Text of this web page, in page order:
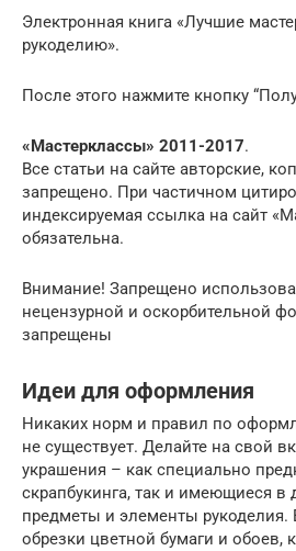
Электронная книга «Лучшие
рукоделию».
После этого нажмите кнопку
«Мастерклассы» 2011-2017.
Все статьи на сайте авторские,
запрещено. При частичном
индексируемая ссылка на сайт
обязательна.
Внимание! Запрещено
нецензурной и оскорбительной
запрещены
Идеи для оформления
Никаких норм и правил по
не существует. Делайте на свой
украшения – как специально
скрапбукинга, так и имеющиеся в
предметы и элементы рукоделия.
обрезки цветной бумаги и обоев,